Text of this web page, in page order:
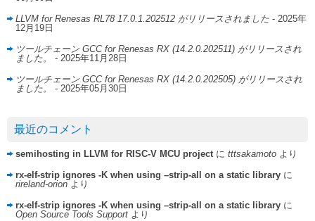
LLVM for Renesas RL78 17.0.1.202512 がリリースされました - 2025年
12月19日
ツールチェーン GCC for Renesas RX (14.2.0.202511) がリリースされ
ました。
- 2025年11月28日
ツールチェーン GCC for Renesas RX (14.2.0.202505) がリリースされ
ました。
- 2025年05月30日
最近のコメント
semihosting in LLVM for RISC-V MCU projectに tttsakamoto より
rx-elf-strip ignores -K when using –strip-all on a static library に
rireland-orion より
rx-elf-strip ignores -K when using –strip-all on a static library に
Open Source Tools Support より